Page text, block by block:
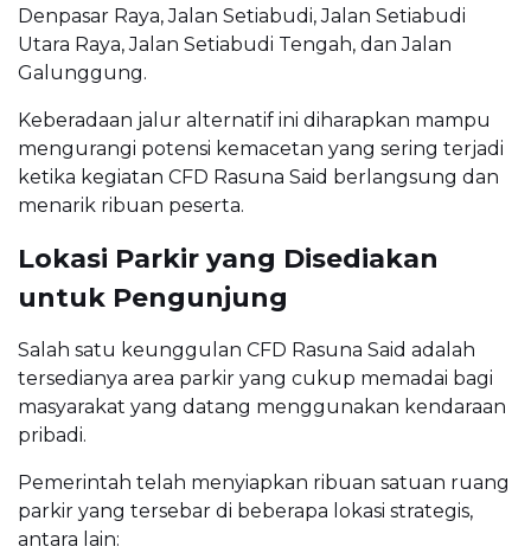
Denpasar Raya, Jalan Setiabudi, Jalan Setiabudi
Utara Raya, Jalan Setiabudi Tengah, dan Jalan
Galunggung.
Keberadaan jalur alternatif ini diharapkan mampu
mengurangi potensi kemacetan yang sering terjadi
ketika kegiatan CFD Rasuna Said berlangsung dan
menarik ribuan peserta.
Lokasi Parkir yang Disediakan
untuk Pengunjung
Salah satu keunggulan CFD Rasuna Said adalah
tersedianya area parkir yang cukup memadai bagi
masyarakat yang datang menggunakan kendaraan
pribadi.
Pemerintah telah menyiapkan ribuan satuan ruang
parkir yang tersebar di beberapa lokasi strategis,
antara lain: